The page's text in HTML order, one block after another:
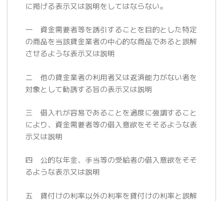
に掲げる表示又は説明をしてはならない。
一 資金需要者等を誘引することを目的とした特定
の商品を当該貸金業者の中心的な商品であると誤解
させるような表示又は説明
二 他の貸金業者の利用者又は返済能力がない者を
対象として勧誘する旨の表示又は説明
三 借入れが容易であることを過度に強調すること
により、資金需要者等の借入意欲をそそるような表
示又は説明
四 公的な年金、手当等の受給者の借入意欲をそそ
るような表示又は説明
五 貸付けの利率以外の利率を貸付けの利率と誤解